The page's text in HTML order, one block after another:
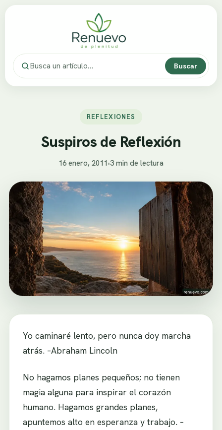
Buscar
REFLEXIONES
Suspiros de Reflexión
16 enero, 2011•3 min de lectura
Yo caminaré lento, pero nunca doy marcha
atrás. –Abraham Lincoln
No hagamos planes pequeños; no tienen
magia alguna para inspirar el corazón
humano. Hagamos grandes planes,
apuntemos alto en esperanza y trabajo. –